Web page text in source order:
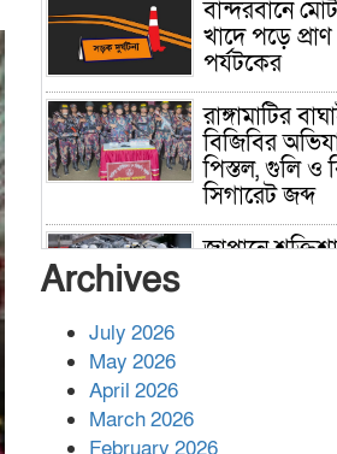
বান্দরবানে
খাদে পড়ে
পর্যটকের
রাঙ্গামাটির
বিজিবির
পিস্তল, গুলি ও
সিগারেট জব্দ
জাপানে
Archives
July 2026
May 2026
April 2026
March 2026